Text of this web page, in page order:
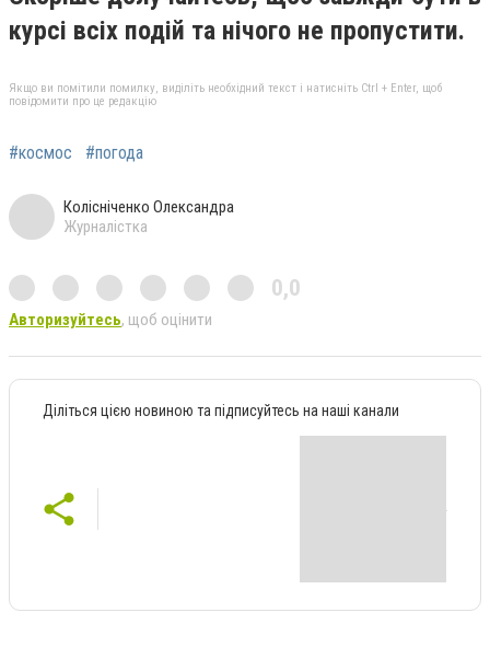
курсі всіх подій та нічого не пропустити.
Якщо ви помітили помилку, виділіть необхідний текст і натисніть Ctrl + Enter, щоб
повідомити про це редакцію
#космос #погода
Колісніченко Олександра
Журналістка
0,0
Авторизуйтесь, щоб оцінити
Діліться цією новиною та підписуйтесь на наші канали